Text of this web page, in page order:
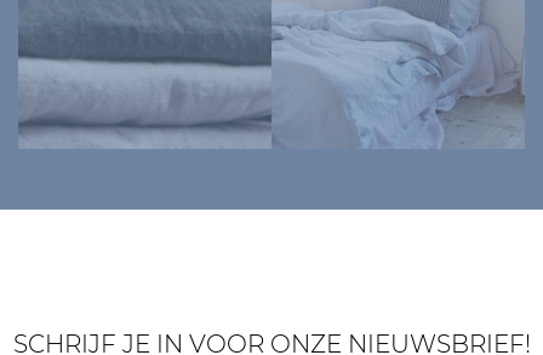
SCHRIJF JE IN VOOR ONZE NIEUWSBRIEF!